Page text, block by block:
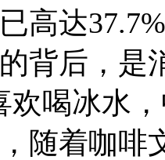
高达
背后，是
欢喝冰水
随着咖啡